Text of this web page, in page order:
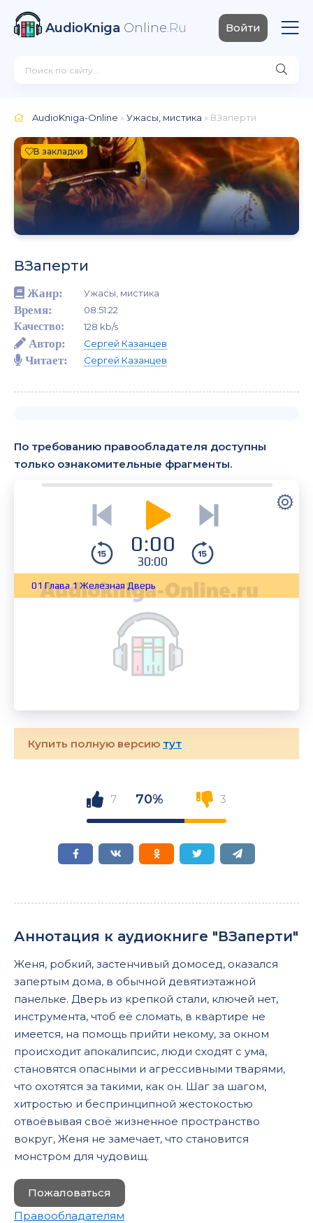
AudioKniga Online.Ru Войти
AudioKniga-Online »Ужасы, мистика » ВЗаперти
В закладки
ВЗаперти
Жанр: Ужасы, мистика
Время:
08:51:22
Качество:
128 kb/s
Автор: Сергей Казанцев
Читает: Сергей Казанцев
По требованию правообладателя доступны
только ознакомительные фрагменты.
0:00
30:00
01 Глава 1 Железная Дверь
Купить полную версию тут
7 70% 3
Аннотация к аудиокниге "ВЗаперти"
Женя, робкий, застенчивый домосед, оказался
запертым дома, в обычной девятиэтажной
панельке. Дверь из крепкой стали, ключей нет,
инструмента, чтоб её сломать, в квартире не
имеется, на помощь прийти некому, за окном
происходит апокалипсис, люди сходят с ума,
становятся опасными и агрессивными тварями,
что охотятся за такими, как он. Шаг за шагом,
хитростью и беспринципной жестокостью
отвоёвывая своё жизненное пространство
вокруг, Женя не замечает, что становится
монстром для чудовищ.
Пожаловаться
Правообладателям